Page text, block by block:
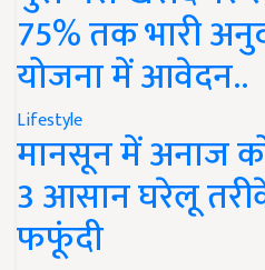
75% तक भारी
योजना में आवेदन..
Lifestyle
मानसून में अनाज
3 आसान घरेलू
फफूंदी